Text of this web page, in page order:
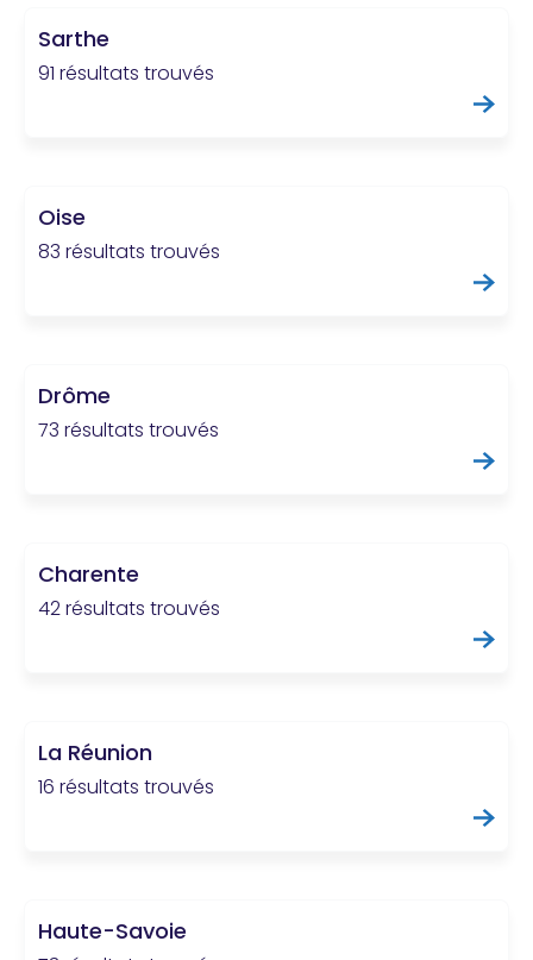
Sarthe
91 résultats trouvés
Oise
83 résultats trouvés
Drôme
73 résultats trouvés
Charente
42 résultats trouvés
La Réunion
16 résultats trouvés
Haute-Savoie